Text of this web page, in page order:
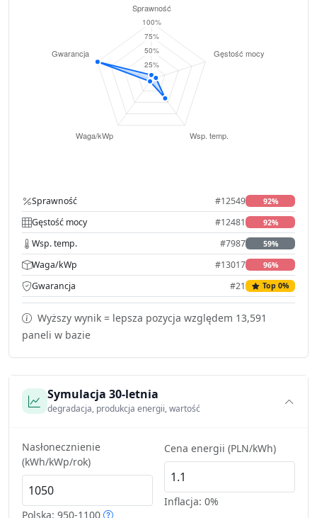
Sprawność #12549 92%
Gęstość mocy #12481 92%
Wsp. temp. #7987 59%
Waga/kWp #13017 96%
Gwarancja #21 Top 0%
Wyższy wynik = lepsza pozycja względem 13,591
paneli w bazie
Symulacja 30-letnia
degradacja, produkcja energii, wartość
Nasłonecznienie
(kWh/kWp/rok)
Polska: 950-1100
Cena energii (PLN/kWh)
Inflacja: 0%